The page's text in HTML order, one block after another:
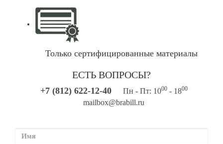
Только сертифицированные материалы
ЕСТЬ ВОПРОСЫ?
+7 (812) 622-12-40 Пн - Пт: 1000 - 1800
mailbox@brabill.ru